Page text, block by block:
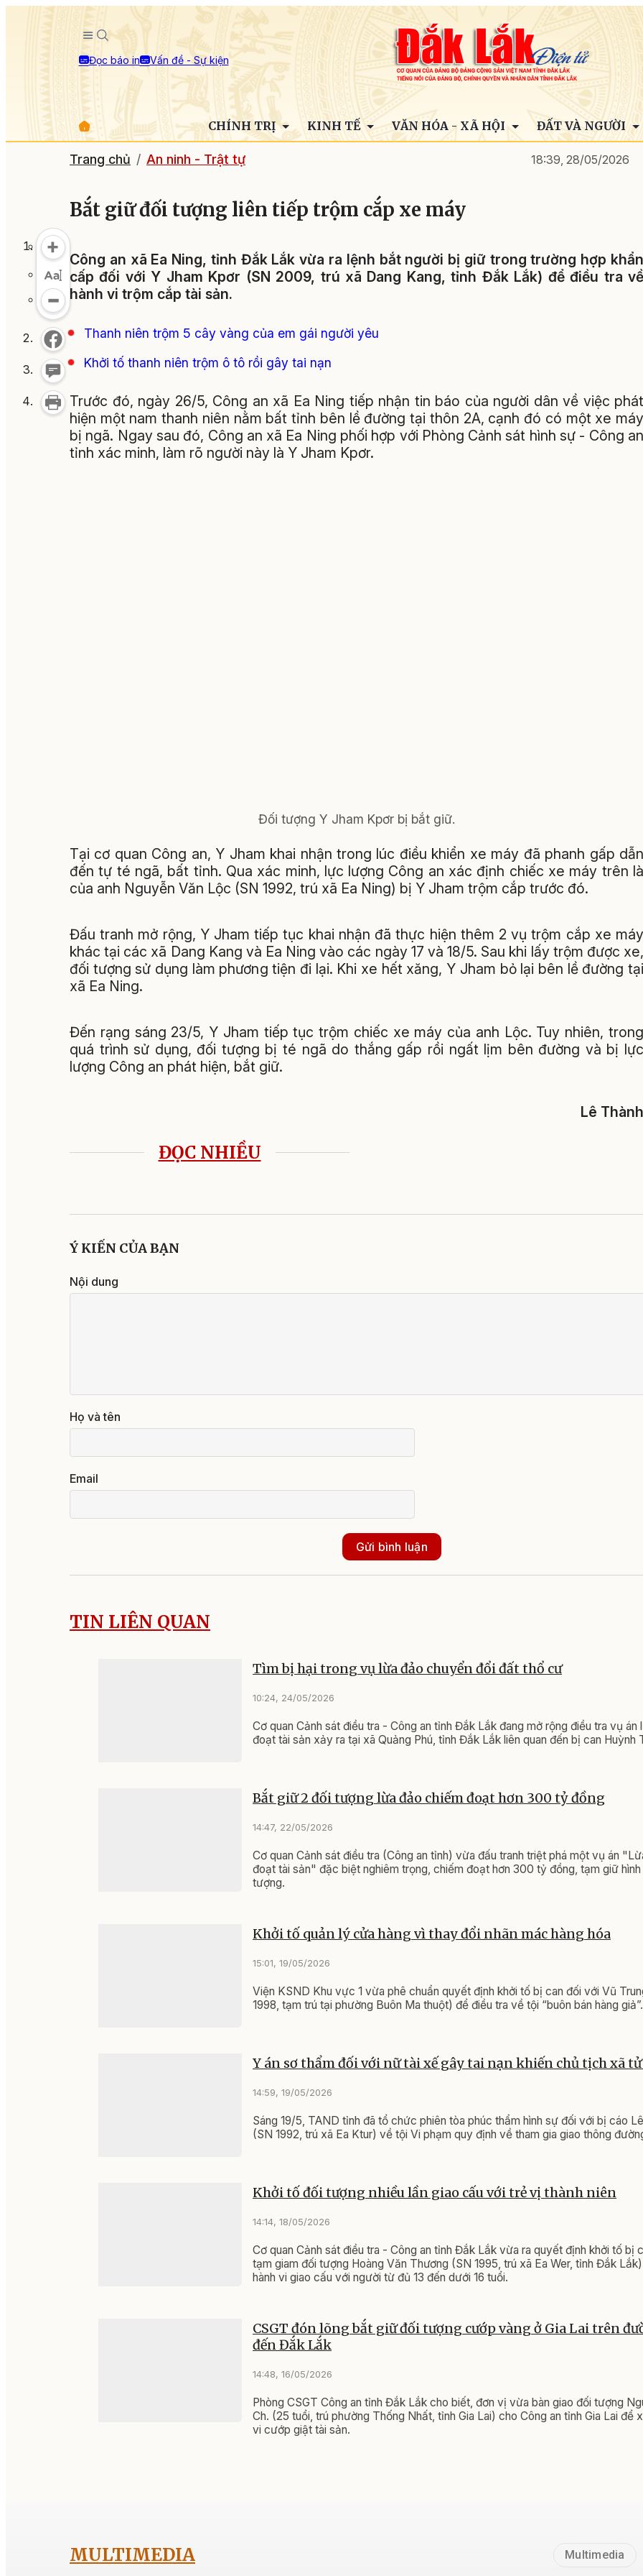
Đọc báo in Vấn đề - Sự kiện
CHÍNH TRỊ KINH TẾ VĂN HÓA - XÃ HỘI ĐẤT VÀ NGƯỜI
Trang chủ An ninh - Trật tự 18:39, 28/05/2026
Bắt giữ đối tượng liên tiếp trộm cắp xe máy
Công an xã Ea Ning, tỉnh Đắk Lắk vừa ra lệnh bắt người bị giữ trong trường hợp khẩn
cấp đối với Y Jham Kpơr (SN 2009, trú xã Dang Kang, tỉnh Đắk Lắk) để điều tra về
hành vi trộm cắp tài sản.
Thanh niên trộm 5 cây vàng của em gái người yêu
Khởi tố thanh niên trộm ô tô rồi gây tai nạn
Trước đó, ngày 26/5, Công an xã Ea Ning tiếp nhận tin báo của người dân về việc phát
hiện một nam thanh niên nằm bất tỉnh bên lề đường tại thôn 2A, cạnh đó có một xe máy
bị ngã. Ngay sau đó, Công an xã Ea Ning phối hợp với Phòng Cảnh sát hình sự - Công an
tỉnh xác minh, làm rõ người này là Y Jham Kpơr.
Đối tượng Y Jham Kpơr bị bắt giữ.
Tại cơ quan Công an, Y Jham khai nhận trong lúc điều khiển xe máy đã phanh gấp dẫn
đến tự té ngã, bất tỉnh. Qua xác minh, lực lượng Công an xác định chiếc xe máy trên là
của anh Nguyễn Văn Lộc (SN 1992, trú xã Ea Ning) bị Y Jham trộm cắp trước đó.
Đấu tranh mở rộng, Y Jham tiếp tục khai nhận đã thực hiện thêm 2 vụ trộm cắp xe máy
khác tại các xã Dang Kang và Ea Ning vào các ngày 17 và 18/5. Sau khi lấy trộm được xe,
đối tượng sử dụng làm phương tiện đi lại. Khi xe hết xăng, Y Jham bỏ lại bên lề đường tại
xã Ea Ning.
Đến rạng sáng 23/5, Y Jham tiếp tục trộm chiếc xe máy của anh Lộc. Tuy nhiên, trong
quá trình sử dụng, đối tượng bị té ngã do thắng gấp rồi ngất lịm bên đường và bị lực
lượng Công an phát hiện, bắt giữ.
Lê Thành
ĐỌC NHIỀU
Ý KIẾN CỦA BẠN
Nội dung
Họ và tên
Email
Gửi bình luận
TIN LIÊN QUAN
Tìm bị hại trong vụ lừa đảo chuyển đổi đất thổ cư
10:24, 24/05/2026
Cơ quan Cảnh sát điều tra - Công an tỉnh Đắk Lắk đang mở rộng điều tra vụ án
đoạt tài sản xảy ra tại xã Quảng Phú, tỉnh Đắk Lắk liên quan đến bị can Huỳnh
Bắt giữ 2 đối tượng lừa đảo chiếm đoạt hơn 300 tỷ đồng
14:47, 22/05/2026
Cơ quan Cảnh sát điều tra (Công an tỉnh) vừa đấu tranh triệt phá một vụ án
đoạt tài sản" đặc biệt nghiêm trọng, chiếm đoạt hơn 300 tỷ đồng, tạm giữ
tượng.
Khởi tố quản lý cửa hàng vì thay đổi nhãn mác hàng hóa
15:01, 19/05/2026
Viện KSND Khu vực 1 vừa phê chuẩn quyết định khởi tố bị can đối với Vũ
1998, tạm trú tại phường Buôn Ma thuột) để điều tra về tội “buôn bán hàng giả”.
Y án sơ thẩm đối với nữ tài xế gây tai nạn khiến chủ tịch xã
14:59, 19/05/2026
Sáng 19/5, TAND tỉnh đã tổ chức phiên tòa phúc thẩm hình sự đối với bị cáo
(SN 1992, trú xã Ea Ktur) về tội Vi phạm quy định về tham gia giao thông
Khởi tố đối tượng nhiều lần giao cấu với trẻ vị thành niên
14:14, 18/05/2026
Cơ quan Cảnh sát điều tra - Công an tỉnh Đắk Lắk vừa ra quyết định khởi tố bị
tạm giam đối tượng Hoàng Văn Thương (SN 1995, trú xã Ea Wer, tỉnh Đắk
hành vi giao cấu với người từ đủ 13 đến dưới 16 tuổi.
CSGT đón lõng bắt giữ đối tượng cướp vàng ở Gia Lai trên
đến Đắk Lắk
14:48, 16/05/2026
Phòng CSGT Công an tỉnh Đắk Lắk cho biết, đơn vị vừa bàn giao đối tượng
Ch. (25 tuổi, trú phường Thống Nhất, tỉnh Gia Lai) cho Công an tỉnh Gia Lai để
vi cướp giật tài sản.
MULTIMEDIA Multimedia